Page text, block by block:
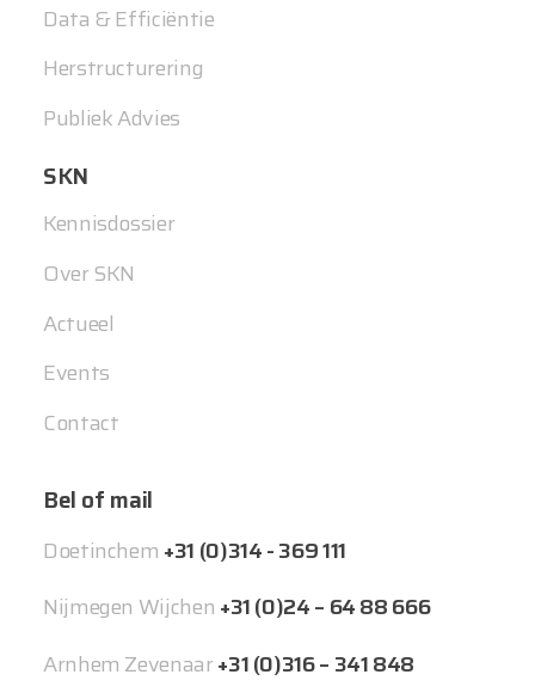
Data & Efficiëntie
Herstructurering
Publiek Advies
SKN
Kennisdossier
Over SKN
Actueel
Events
Contact
Bel of mail
Doetinchem +31 (0)314 - 369 111
Nijmegen Wijchen +31 (0)24 – 64 88 666
Arnhem Zevenaar+31 (0)316 – 341 848